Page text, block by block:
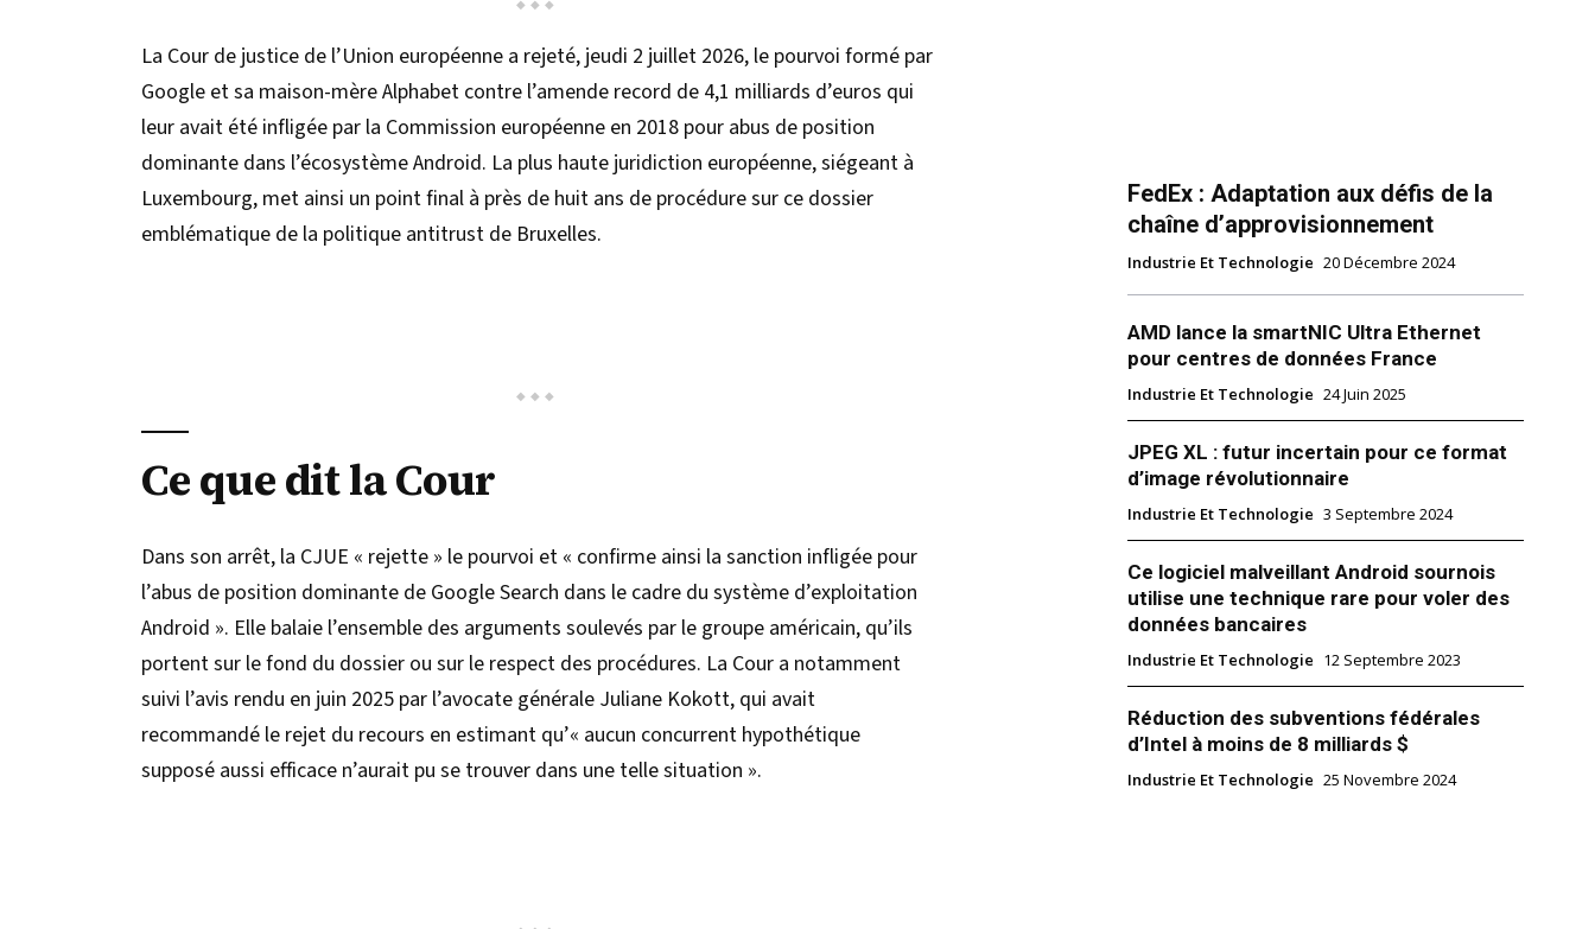
La Cour de justice de l’Union européenne a rejeté, jeudi 2 juillet 2026, le pourvoi formé par
Google et sa maison-mère Alphabet contre l’amende record de 4,1 milliards d’euros qui
leur avait été infligée par la Commission européenne en 2018 pour abus de position
dominante dans l’écosystème Android. La plus haute juridiction européenne, siégeant à
Luxembourg, met ainsi un point final à près de huit ans de procédure sur ce dossier
emblématique de la politique antitrust de Bruxelles.
Ce que dit la Cour
Dans son arrêt, la CJUE « rejette » le pourvoi et « confirme ainsi la sanction infligée pour
l’abus de position dominante de Google Search dans le cadre du système d’exploitation
Android ». Elle balaie l’ensemble des arguments soulevés par le groupe américain, qu’ils
portent sur le fond du dossier ou sur le respect des procédures. La Cour a notamment
suivi l’avis rendu en juin 2025 par l’avocate générale Juliane Kokott, qui avait
recommandé le rejet du recours en estimant qu’« aucun concurrent hypothétique
supposé aussi efficace n’aurait pu se trouver dans une telle situation ».
FedEx : Adaptation aux défis de la
chaîne d’approvisionnement
Industrie Et Technologie 20 Décembre 2024
AMD lance la smartNIC Ultra Ethernet
pour centres de données France
Industrie Et Technologie 24 Juin 2025
JPEG XL : futur incertain pour ce format
d’image révolutionnaire
Industrie Et Technologie 3 Septembre 2024
Ce logiciel malveillant Android sournois
utilise une technique rare pour voler des
données bancaires
Industrie Et Technologie 12 Septembre 2023
Réduction des subventions fédérales
d’Intel à moins de 8 milliards $
Industrie Et Technologie 25 Novembre 2024